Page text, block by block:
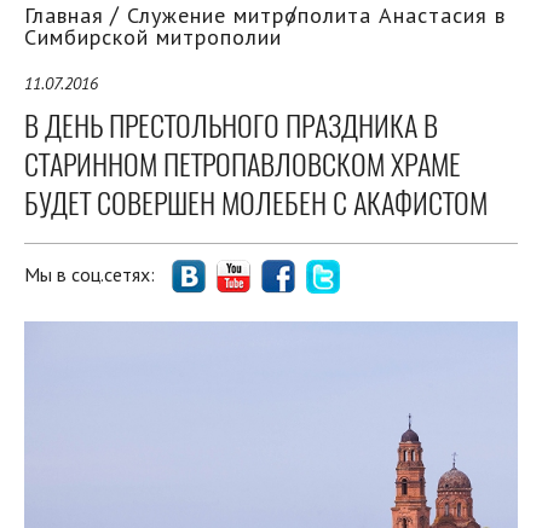
Главная Служение митрополита Анастасия в
Симбирской митрополии
11.07.2016
В ДЕНЬ ПРЕСТОЛЬНОГО ПРАЗДНИКА В
СТАРИННОМ ПЕТРОПАВЛОВСКОМ ХРАМЕ
БУДЕТ СОВЕРШЕН МОЛЕБЕН С АКАФИСТОМ
Мы в соц.сетях: